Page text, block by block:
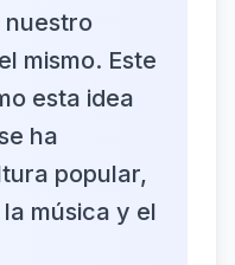
nuestro
mismo. Este
esta idea
ha
popular,
música y el